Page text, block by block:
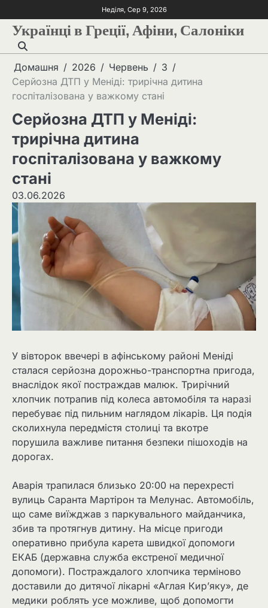
Неділя, Сер 9, 2026
Українці в Греції, Афіни, Салоніки
Домашня 2026 Червень
3
Серйозна ДТП у Меніді: трирічна дитина
госпіталізована у важкому стані
Серйозна ДТП у Меніді:
трирічна дитина
госпіталізована у важкому
стані
03.06.2026
У вівторок ввечері в афінському районі Меніді
сталася серйозна дорожньо-транспортна пригода,
внаслідок якої постраждав малюк. Трирічний
хлопчик потрапив під колеса автомобіля та наразі
перебуває під пильним наглядом лікарів. Ця подія
сколихнула передмістя столиці та вкотре
порушила важливе питання безпеки пішоходів на
дорогах.
Аварія трапилася близько 20:00 на перехресті
вулиць Саранта Мартірон та Мелунас. Автомобіль,
що саме виїжджав з паркувального майданчика,
збив та протягнув дитину. На місце пригоди
оперативно прибула карета швидкої допомоги
ЕКАБ (державна служба екстреної медичної
допомоги). Постраждалого хлопчика терміново
доставили до дитячої лікарні «Аглая Кир’яку», де
медики роблять усе можливе, щоб допомогти